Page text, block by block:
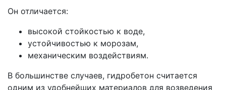
Он отличается:
высокой стойкостью к воде,
устойчивостью к морозам,
механическим воздействиям.
В большинстве случаев, гидробетон считается
одним из удобнейших материалов для возведения